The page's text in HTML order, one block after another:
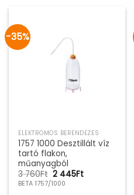
-35%
ELEKTROMOS BERENDEZÉS
1757 1000 Desztillált víz
tartó flakon,
műanyagból
3 760Ft Original
price
was:
2 445FtCurrent
BETA 1757/1000